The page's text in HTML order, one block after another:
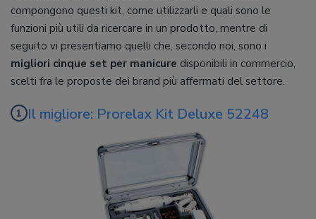
compongono questi kit, come utilizzarli e quali sono le
funzioni più utili da ricercare in un prodotto, mentre di
seguito vi presentiamo quelli che, secondo noi, sono i
migliori cinque set per manicure disponibili in commercio,
scelti fra le proposte dei brand più affermati del settore.
Il migliore: Prorelax Kit Deluxe 52248